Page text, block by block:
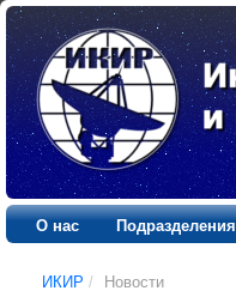
О нас Подразделения
ИКИР / Новости